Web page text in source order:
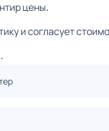
цены.
и согласует